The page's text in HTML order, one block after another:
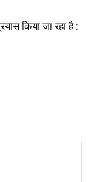
किया जा रहा है :